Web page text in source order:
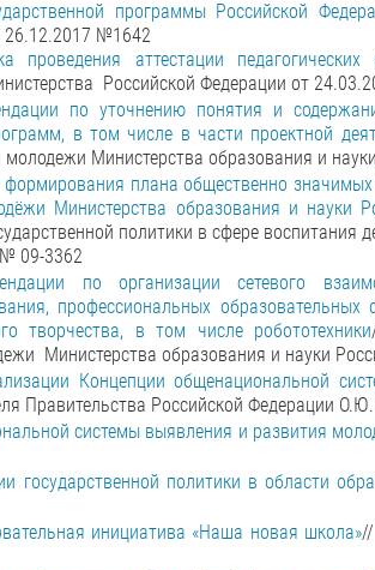
программы Российской
26.12.2017 №1642
проведения аттестации
Российской Федерации от
по уточнению понятия и
в том числе в части проектной
молодежи Министерства образования и
плана общественно
Министерства образования и науки
политики в сфере воспитания
09-3362
по организации сетевого
профессиональных
творчества, в том числе робототехники
Министерства образования и науки
Концепции общенациональной
Правительства Российской Федерации
системы выявления и развития
государственной политики в области
инициатива «Наша новая школа»//